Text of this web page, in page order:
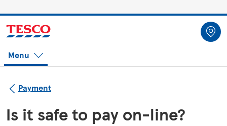
Menu
Payment
Is it safe to pay on-line?